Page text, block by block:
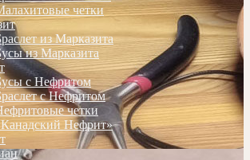
четки
из Марказита
из Марказита
с Нефритом
с Нефритом
четки
Нефрит»